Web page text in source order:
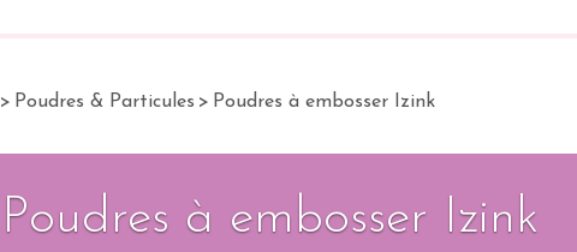
> Poudres & Particules > Poudres à embosser Izink
Poudres à embosser Izink